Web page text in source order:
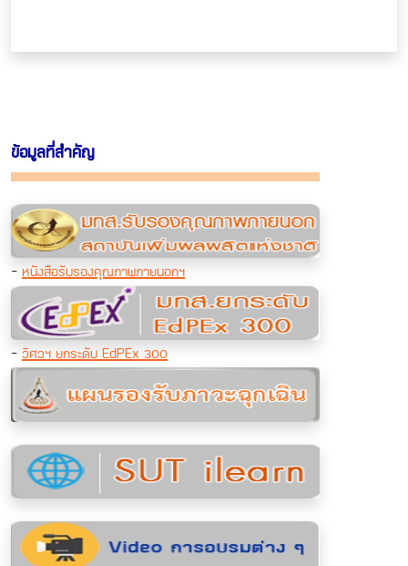
ข้อมูลที่สำคัญ
- หนังสือรับรองคุณภาพภายนอกฯ
- วิศวฯ ยกระดับ EdPEx 300